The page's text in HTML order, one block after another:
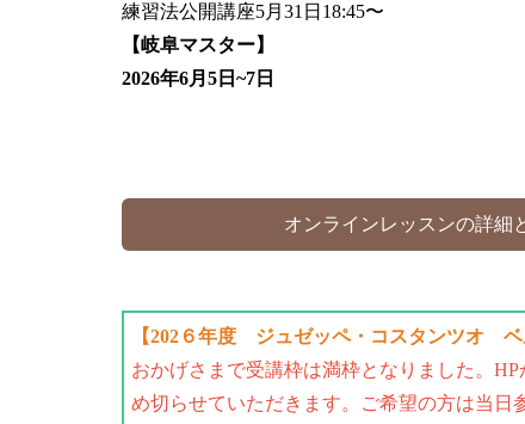
練習法公開講座5月31日18:45〜
【岐阜マスター】
2026年6月5日~7日
オンラインレッスンの詳細
【202６年度 ジュゼッペ・コスタンツオ ベ
おかげさまで受講枠は満枠となりました。
め切らせていただきます。ご希望の方は当日